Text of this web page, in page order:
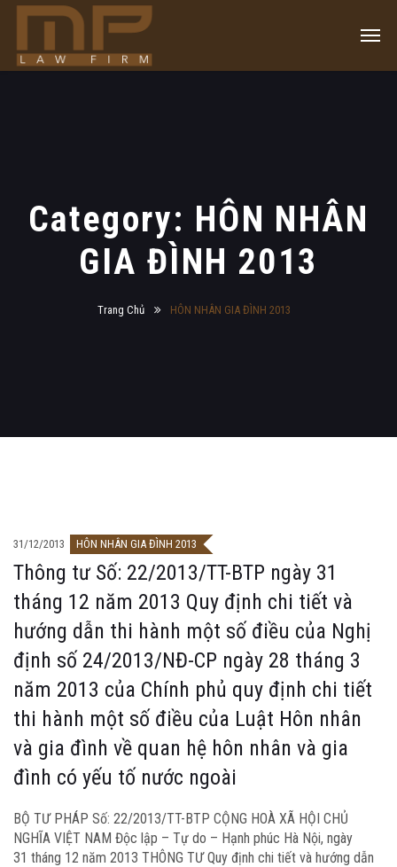
Category: HÔN NHÂN
GIA ĐÌNH 2013
Trang Chủ HÔN NHÂN GIA ĐÌNH 2013
31/12/2013 HÔN NHÂN GIA ĐÌNH 2013
Thông tư Số: 22/2013/TT-BTP ngày 31
tháng 12 năm 2013 Quy định chi tiết và
hướng dẫn thi hành một số điều của Nghị
định số 24/2013/NĐ-CP ngày 28 tháng 3
năm 2013 của Chính phủ quy định chi tiết
thi hành một số điều của Luật Hôn nhân
và gia đình về quan hệ hôn nhân và gia
đình có yếu tố nước ngoài
BỘ TƯ PHÁP Số: 22/2013/TT-BTP CỘNG HOÀ XÃ HỘI CHỦ
NGHĨA VIỆT NAM Độc lập – Tự do – Hạnh phúc Hà Nội, ngày
31 tháng 12 năm 2013 THÔNG TƯ Quy định chi tiết và hướng dẫn